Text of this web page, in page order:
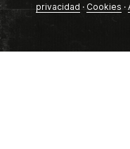
privacidad · Cookies ·